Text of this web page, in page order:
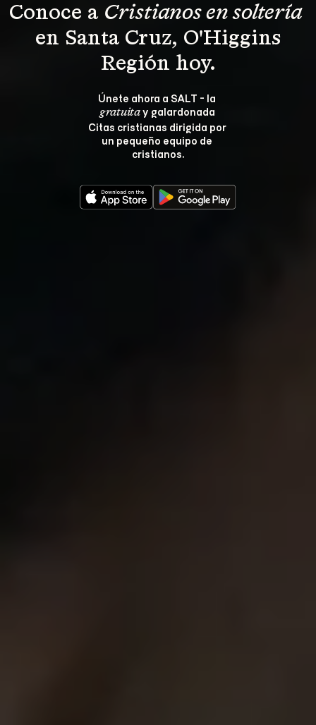
Conoce a Cristianos en soltería
en Santa Cruz, O'Higgins
Región hoy.
Únete ahora a SALT - la
gratuita y galardonada
Citas cristianas dirigida por
un pequeño equipo de
cristianos.